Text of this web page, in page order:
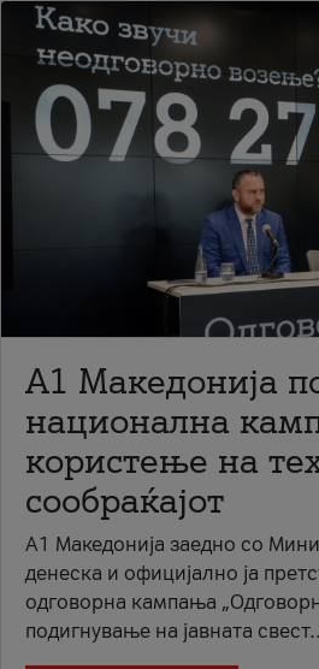
A1 Македонија
национална
користење на
сообраќајот
A1 Македонија заедно со
денеска и официјално ја
одговорна кампања
подигнување на јавната